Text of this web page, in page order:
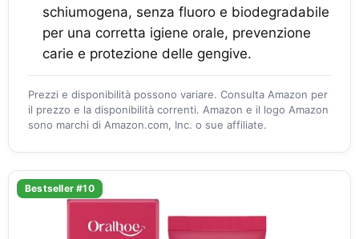
schiumogena, senza fluoro e biodegradabile
per una corretta igiene orale, prevenzione
carie e protezione delle gengive.
Prezzi e disponibilità possono variare. Consulta Amazon per
il prezzo e la disponibilità correnti. Amazon e il logo Amazon
sono marchi di Amazon.com, Inc. o sue affiliate.
Bestseller #10